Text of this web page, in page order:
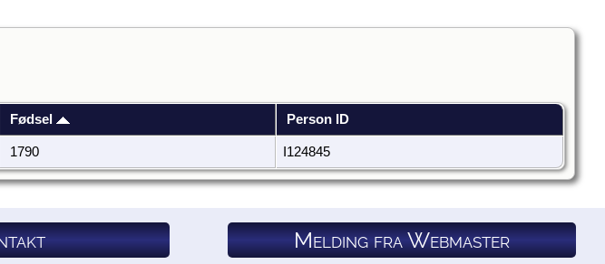
Fødsel Person ID
1790 I124845
Melding fra Webmaster